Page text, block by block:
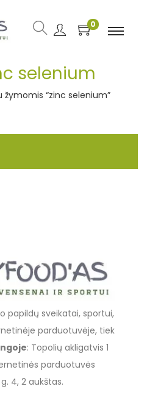
0
selenium
žymomis “zinc selenium”
papildų sveikatai, sportui,
parduotuvėje, tiek
: Topolių akligatvis 1
parduotuvės
4, 2 aukštas.